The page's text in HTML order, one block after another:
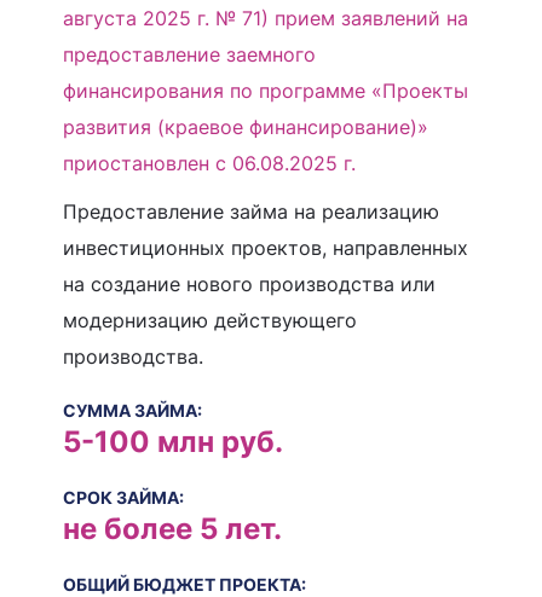
августа 2025 г. № 71) прием заявлений на
предоставление заемного
финансирования по программе «Проекты
развития (краевое финансирование)»
приостановлен с 06.08.2025 г.
Предоставление займа на реализацию
инвестиционных проектов, направленных
на создание нового производства или
модернизацию действующего
производства.
СУММА ЗАЙМА:
5-100 млн руб.
СРОК ЗАЙМА:
не более 5 лет.
ОБЩИЙ БЮДЖЕТ ПРОЕКТА: